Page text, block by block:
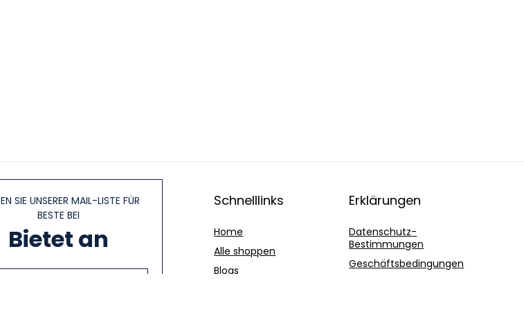
SIE UNSERER MAIL-LISTE FÜR
BESTE BEI
Bietet an
Schnelllinks
Home
Alle shoppen
Blogs
Erklärungen
Datenschutz-
Bestimmungen
Geschäftsbedingungen